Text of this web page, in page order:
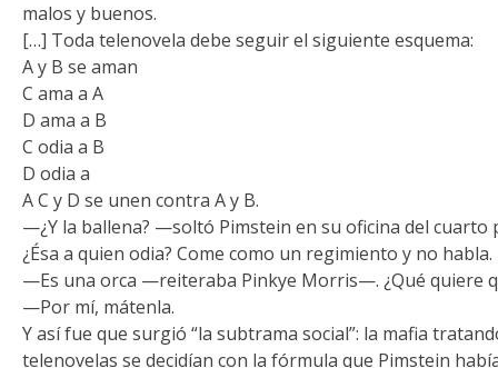
malos y buenos.
[…] Toda telenovela debe seguir el siguiente esquema:
A y B se aman
C ama a A
D ama a B
C odia a B
D odia a
A C y D se unen contra A y B.
—¿Y la ballena? —soltó Pimstein en su oficina del cuarto
¿Ésa a quien odia? Come como un regimiento y no habla.
—Es una orca —reiteraba Pinkye Morris—. ¿Qué quiere
—Por mí, mátenla.
Y así fue que surgió “la subtrama social”: la mafia
telenovelas se decidían con la fórmula que Pimstein